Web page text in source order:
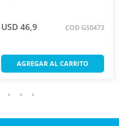
USD 46,9 COD GS0473
AGREGAR AL CARRITO